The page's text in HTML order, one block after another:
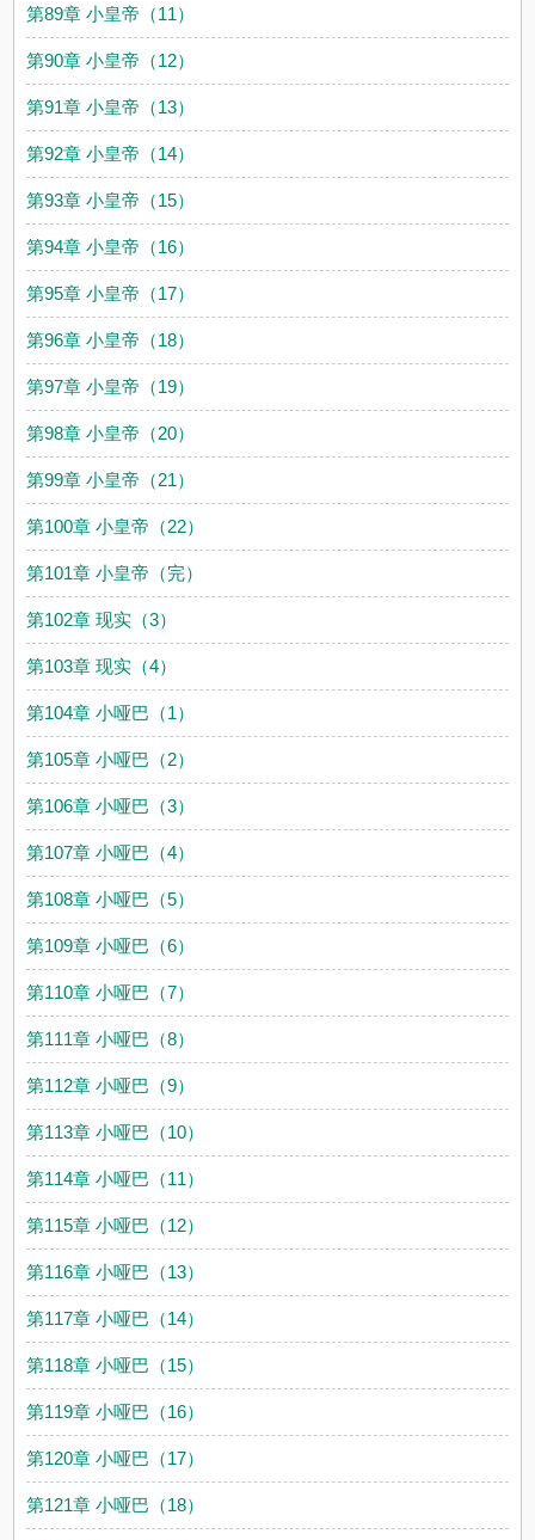
第89章 小皇帝（11）
第90章 小皇帝（12）
第91章 小皇帝（13）
第92章 小皇帝（14）
第93章 小皇帝（15）
第94章 小皇帝（16）
第95章 小皇帝（17）
第96章 小皇帝（18）
第97章 小皇帝（19）
第98章 小皇帝（20）
第99章 小皇帝（21）
第100章 小皇帝（22）
第101章 小皇帝（完）
第102章 现实（3）
第103章 现实（4）
第104章 小哑巴（1）
第105章 小哑巴（2）
第106章 小哑巴（3）
第107章 小哑巴（4）
第108章 小哑巴（5）
第109章 小哑巴（6）
第110章 小哑巴（7）
第111章 小哑巴（8）
第112章 小哑巴（9）
第113章 小哑巴（10）
第114章 小哑巴（11）
第115章 小哑巴（12）
第116章 小哑巴（13）
第117章 小哑巴（14）
第118章 小哑巴（15）
第119章 小哑巴（16）
第120章 小哑巴（17）
第121章 小哑巴（18）